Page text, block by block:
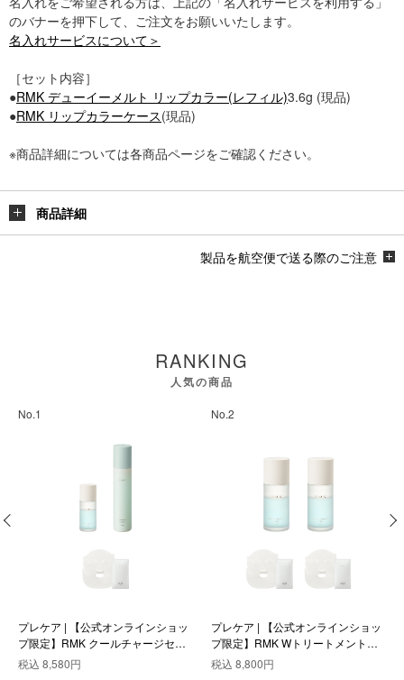
のバナーを押下して、ご注文をお願いいたします。
名入れサービスについて＞
［セット内容］
●RMK デューイーメルト リップカラー(レフィル)3.6g (現品)
●RMK リップカラーケース(現品)
※商品詳細については各商品ページをご確認ください。
商品詳細
製品を航空便で送る際のご注意
RANKING
人気の商品
No.1
プレケア | 【公式オンラインショッ
プ限定】RMK クールチャージセッ
ト
税込 8,580円
No.2
プレケア | 【公式オンラインショッ
プ限定】RMK Wトリートメントオ
イル クール デュオセット
税込 8,800円